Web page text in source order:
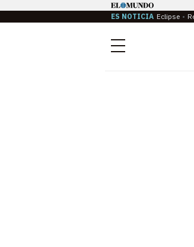
ES NOTICIA Eclipse
Menú